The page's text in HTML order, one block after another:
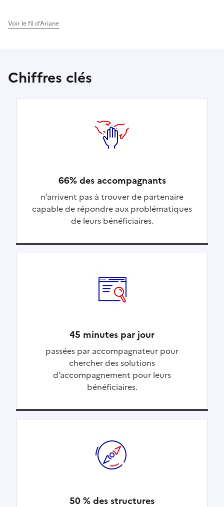
Voir le fil d’Ariane
Chiffres clés
66% des accompagnants
n’arrivent pas à trouver de partenaire
capable de répondre aux problématiques
de leurs bénéficiaires.
45 minutes par jour
passées par accompagnateur pour
chercher des solutions
d’accompagnement pour leurs
bénéficiaires.
50 % des structures